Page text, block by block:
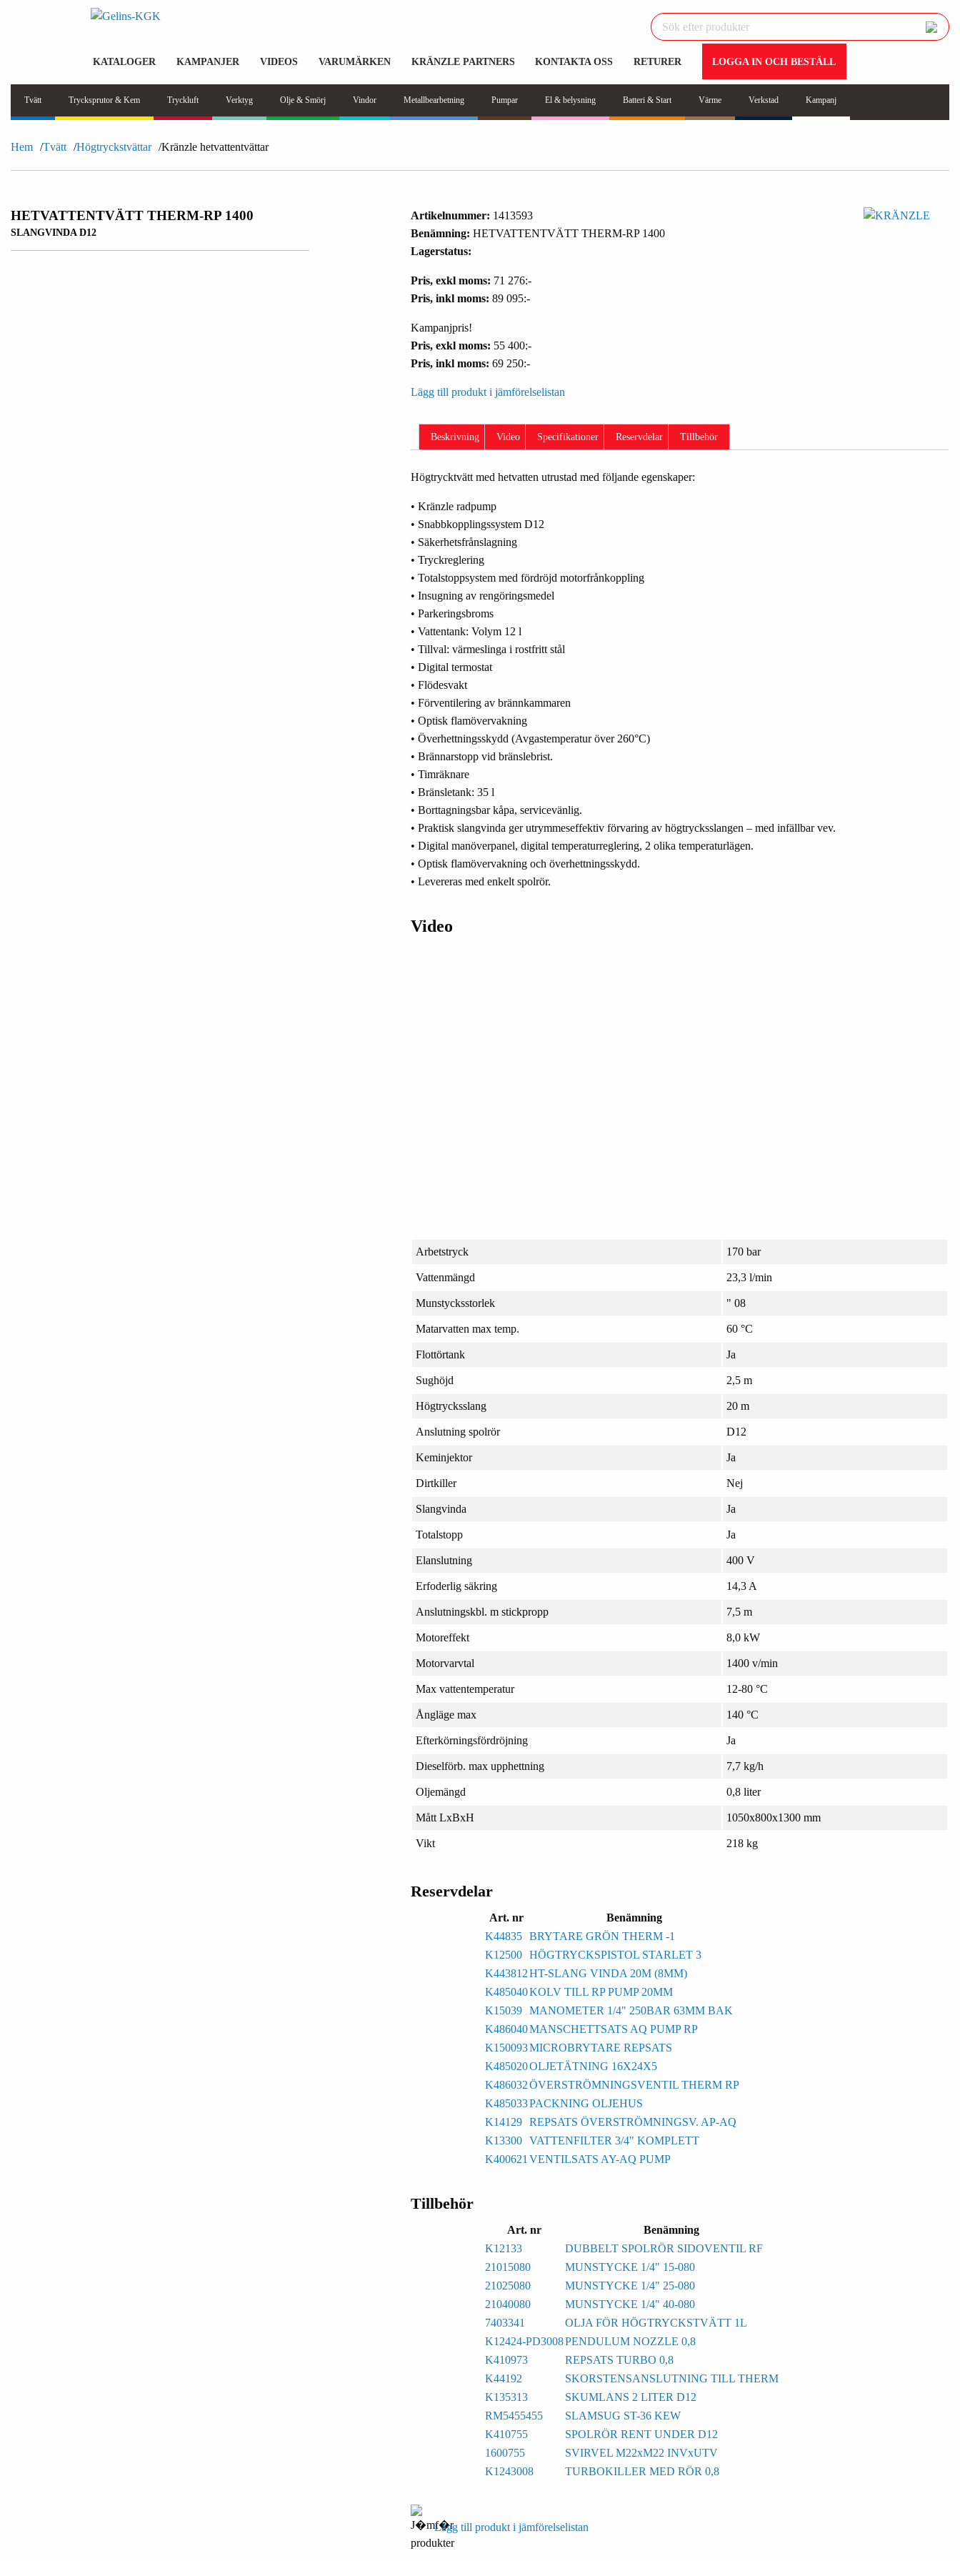
KATALOGER KAMPANJER VIDEOS VARUMÄRKEN KRÄNZLE PARTNERS KONTAKTA OSS RETURER LOGGA IN OCH BESTÄLL
Tvätt Trycksprutor & Kem Tryckluft Verktyg Olje & Smörj Vindor Metallbearbetning Pumpar El & belysning Batteri & Start Värme Verkstad Kampanj
Hem Tvätt Högtryckstvättar Kränzle hetvattentvättar
HETVATTENTVÄTT THERM-RP 1400
SLANGVINDA D12
Artikelnummer: 1413593
Benämning: HETVATTENTVÄTT THERM-RP 1400
Lagerstatus:
Pris, exkl moms: 71 276:-
Pris, inkl moms: 89 095:-
Kampanjpris!
Pris, exkl moms: 55 400:-
Pris, inkl moms: 69 250:-
Lägg till produkt i jämförelselistan
Beskrivning Video Specifikationer Reservdelar Tillbehör
Högtrycktvätt med hetvatten utrustad med följande egenskaper:
• Kränzle radpump
• Snabbkopplingssystem D12
• Säkerhetsfrånslagning
• Tryckreglering
• Totalstoppsystem med fördröjd motorfrånkoppling
• Insugning av rengöringsmedel
• Parkeringsbroms
• Vattentank: Volym 12 l
• Tillval: värmeslinga i rostfritt stål
• Digital termostat
• Flödesvakt
• Förventilering av brännkammaren
• Optisk flamövervakning
• Överhettningsskydd (Avgastemperatur över 260°C)
• Brännarstopp vid bränslebrist.
• Timräknare
• Bränsletank: 35 l
• Borttagningsbar kåpa, servicevänlig.
• Praktisk slangvinda ger utrymmeseffektiv förvaring av högtrycksslangen – med infällbar vev.
• Digital manöverpanel, digital temperaturreglering, 2 olika temperaturlägen.
• Optisk flamövervakning och överhettningsskydd.
• Levereras med enkelt spolrör.
Video
Arbetstryck 170 bar
Vattenmängd 23,3 l/min
Munstycksstorlek " 08
Matarvatten max temp. 60 °C
Flottörtank Ja
Sughöjd 2,5 m
Högtrycksslang 20 m
Anslutning spolrör D12
Keminjektor Ja
Dirtkiller Nej
Slangvinda Ja
Totalstopp Ja
Elanslutning 400 V
Erfoderlig säkring 14,3 A
Anslutningskbl. m stickpropp 7,5 m
Motoreffekt 8,0 kW
Motorvarvtal 1400 v/min
Max vattentemperatur 12-80 °C
Ångläge max 140 °C
Efterkörningsfördröjning Ja
Dieselförb. max upphettning 7,7 kg/h
Oljemängd 0,8 liter
Mått LxBxH 1050x800x1300 mm
Vikt 218 kg
Reservdelar
Art. nr
Benämning
K44835 BRYTARE GRÖN THERM -1
K12500 HÖGTRYCKSPISTOL STARLET 3
K443812HT-SLANG VINDA 20M (8MM)
K485040KOLV TILL RP PUMP 20MM
K15039 MANOMETER 1/4" 250BAR 63MM BAK
K486040MANSCHETTSATS AQ PUMP RP
K150093MICROBRYTARE REPSATS
K485020OLJETÄTNING 16X24X5
K486032ÖVERSTRÖMNINGSVENTIL THERM RP
K485033PACKNING OLJEHUS
K14129 REPSATS ÖVERSTRÖMNINGSV. AP-AQ
K13300 VATTENFILTER 3/4" KOMPLETT
K400621 VENTILSATS AY-AQ PUMP
Tillbehör
Art. nr
Benämning
K12133
DUBBELT SPOLRÖR SIDOVENTIL RF
21015080
MUNSTYCKE 1/4" 15-080
21025080
MUNSTYCKE 1/4" 25-080
21040080
MUNSTYCKE 1/4" 40-080
7403341
OLJA FÖR HÖGTRYCKSTVÄTT 1L
K12424-PD3008PENDULUM NOZZLE 0,8
K410973
REPSATS TURBO 0,8
K44192
SKORSTENSANSLUTNING TILL THERM
K135313
SKUMLANS 2 LITER D12
RM5455455
SLAMSUG ST-36 KEW
K410755
SPOLRÖR RENT UNDER D12
1600755
SVIRVEL M22xM22 INVxUTV
K1243008
TURBOKILLER MED RÖR 0,8
Lägg till produkt i jämförelselistan